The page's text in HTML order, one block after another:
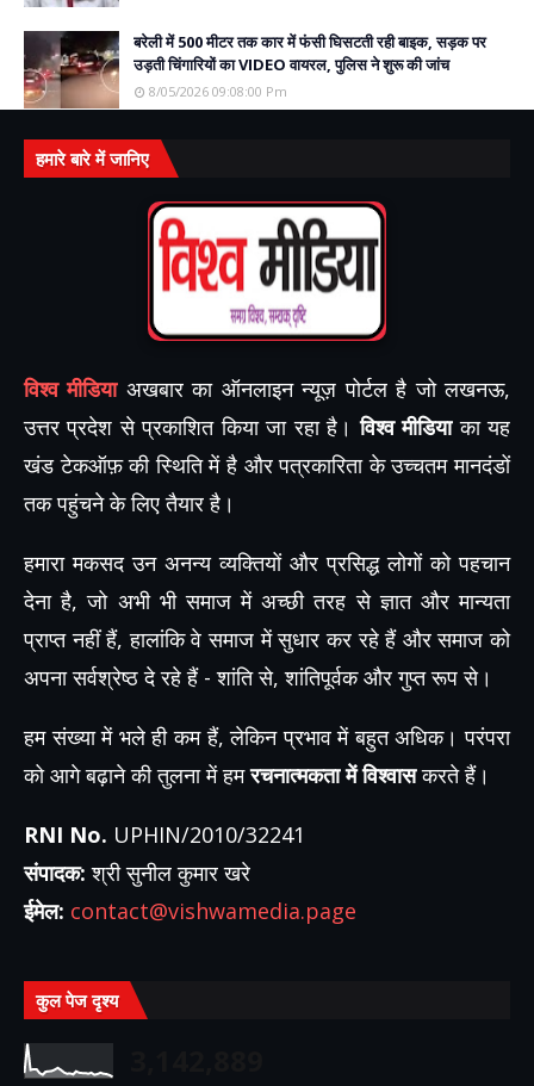
बरेली में 500 मीटर तक कार में फंसी घिसटती रही बाइक, सड़क पर
उड़ती चिंगारियों का VIDEO वायरल, पुलिस ने शुरू की जांच
8/05/2026 09:08:00 Pm
हमारे बारे में जानिए
विश्व मीडियाअखबार का ऑनलाइन न्यूज़ पोर्टल है जो लखनऊ,
उत्तर प्रदेश से प्रकाशित किया जा रहा है।विश्व मीडियाका यह
खंड टेकऑफ़ की स्थिति में है और पत्रकारिता के उच्चतम मानदंडों
तक पहुंचने के लिए तैयार है।
हमारा मकसद उन अनन्य व्यक्तियों और प्रसिद्ध लोगों को पहचान
देना है, जो अभी भी समाज में अच्छी तरह से ज्ञात और मान्यता
प्राप्त नहीं हैं, हालांकि वे समाज में सुधार कर रहे हैं और समाज को
अपना सर्वश्रेष्ठ दे रहे हैं - शांति से, शांतिपूर्वक और गुप्त रूप से।
हम संख्या में भले ही कम हैं, लेकिन प्रभाव में बहुत अधिक। परंपरा
को आगे बढ़ाने की तुलना में हमरचनात्मकता में विश्वासकरते हैं।
RNI No. UPHIN/2010/32241
संपादक: श्री सुनील कुमार खरे
ईमेल: contact@vishwamedia.page
कुल पेज दृश्य